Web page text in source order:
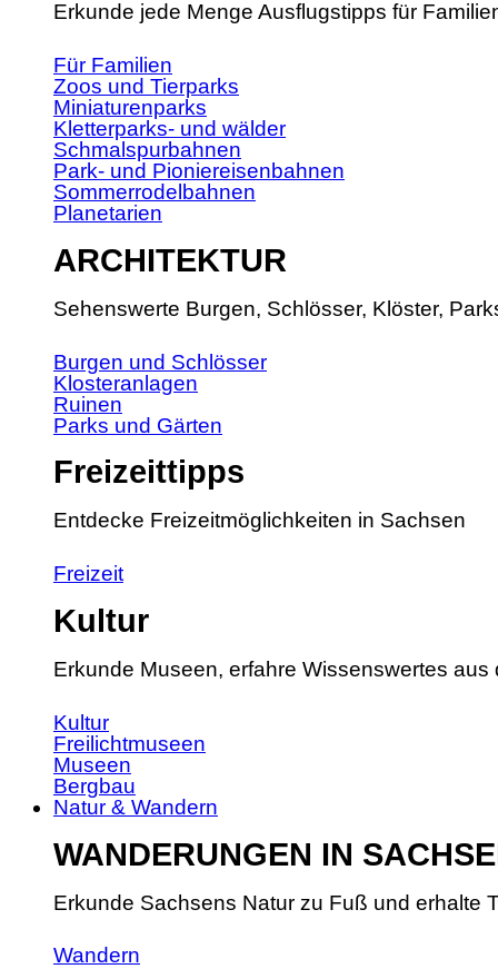
Erkunde jede Menge Ausflugstipps für
Für Familien
Zoos und Tierparks
Miniaturenparks
Kletterparks- und wälder
Schmalspurbahnen
Park- und Pioniereisenbahnen
Sommerrodelbahnen
Planetarien
ARCHITEKTUR
Sehenswerte Burgen, Schlösser, Klöster,
Burgen und Schlösser
Klosteranlagen
Ruinen
Parks und Gärten
Freizeittipps
Entdecke Freizeitmöglichkeiten in Sachsen
Freizeit
Kultur
Erkunde Museen, erfahre Wissenswertes
Kultur
Freilichtmuseen
Museen
Bergbau
Natur & Wandern
WANDERUNGEN IN
Erkunde Sachsens Natur zu Fuß und erhalte
Wandern